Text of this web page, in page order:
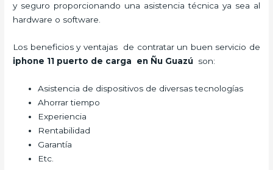
y seguro proporcionando una asistencia técnica ya sea al
hardware o software.
Los beneficios y ventajas de contratar un buen servicio de
iphone 11 puerto de carga
en Ñu Guazú son:
Asistencia de dispositivos de diversas tecnologías
Ahorrar tiempo
Experiencia
Rentabilidad
Garantía
Etc.